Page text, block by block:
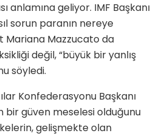
anlamına geliyor. IMF Başkanı
sorun paranın nereye
Mariana Mazzucato da
değil, “büyük bir yanlış
söyledi.
Konfederasyonu Başkanı
bir güven meselesi olduğunu
gelişmekte olan